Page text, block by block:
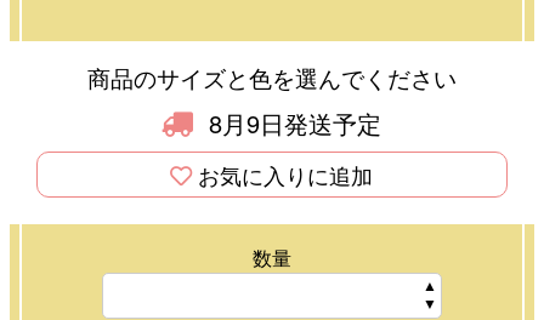
商品のサイズと色を選んでください
8月9日発送予定
お気に入りに追加
数量